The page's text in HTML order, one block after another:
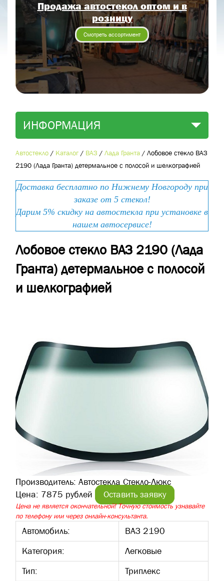
Продажа автостекол оптом и в
розницу
Смотреть ассортимент
ИНФОРМАЦИЯ
Автостекло / Каталог / ВАЗ / Лада Гранта / Лобовое стекло ВАЗ
2190 (Лада Гранта) детермальное с полосой и шелкографией
Доставка бесплатно по Нижнему Новгороду при
заказе от 5 стекол!
Дарим 5% скидку на автостекла при установке в
нашем автосервисе!
Лобовое стекло ВАЗ 2190 (Лада
Гранта) детермальное с полосой
и шелкографией
Производитель: Автостекла Стекло-Люкс
Цена: 7875 рублей Оставить заявку
Цена не является окончательной! Точную стоимость узнавайте
по телефону или через онлайн-консультанта.
Автомобиль:
ВАЗ 2190
Категория:
Легковые
Тип:
Триплекс
Отправить
Отправить заявку